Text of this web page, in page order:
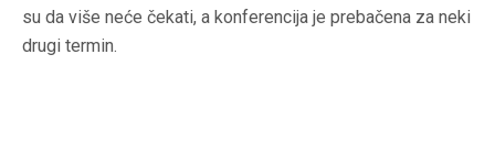
su da više neće čekati, a konferencija je prebačena za neki
drugi termin.